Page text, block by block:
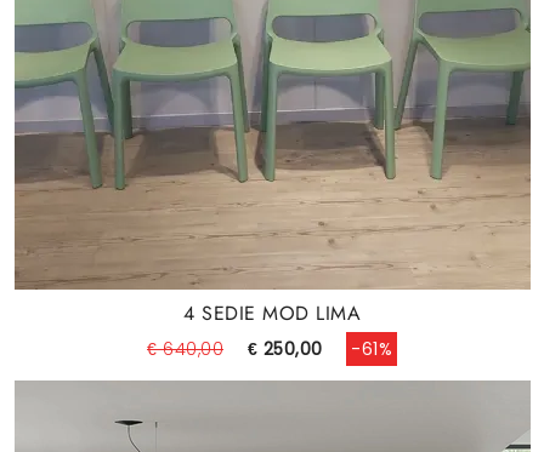
4 SEDIE MOD LIMA
€ 640,00 € 250,00 -61%